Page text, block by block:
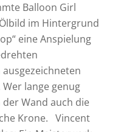
Balloon Girl
im Hintergrund
eine Anspielung
lange genug
Wand auch die
Krone. Vincent